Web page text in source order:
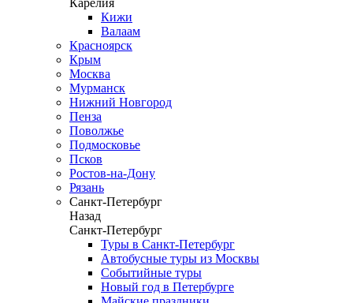
Карелия
Кижи
Валаам
Красноярск
Крым
Москва
Мурманск
Нижний Новгород
Пенза
Поволжье
Подмосковье
Псков
Ростов-на-Дону
Рязань
Санкт-Петербург
Назад
Санкт-Петербург
Туры в Санкт-Петербург
Автобусные туры из Москвы
Событийные туры
Новый год в Петербурге